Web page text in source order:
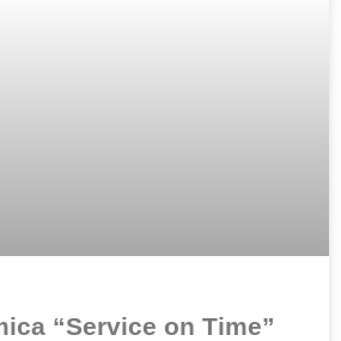
“Service on Time”